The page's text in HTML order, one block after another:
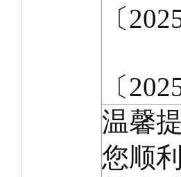
〔
〔
温馨
您顺